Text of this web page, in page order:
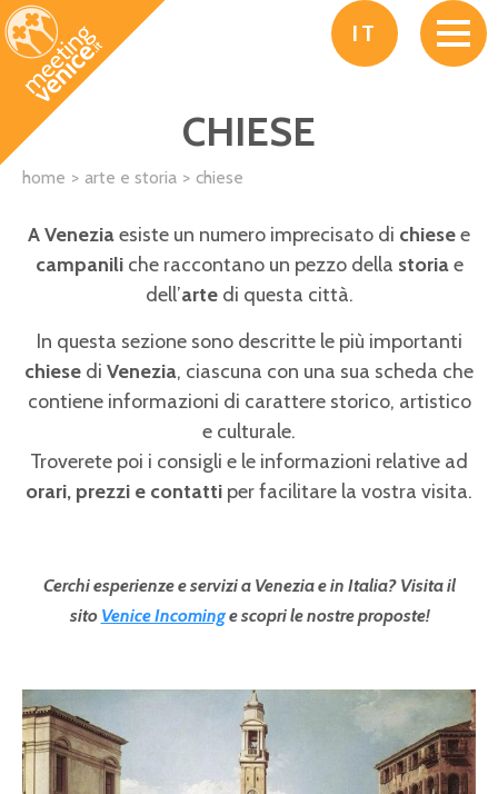
Salta al contenuto principale
IT
CHIESE
home arte e storia chiese
A Veneziaesiste un numero imprecisato di chiesee
campanili che raccontano un pezzo della storiae
dell’artedi questa città.
In questa sezione sono descritte le più importanti
chiese di Venezia, ciascuna con una sua scheda che
contiene informazioni di carattere storico, artistico
e culturale.
Troverete poi i consigli e le informazioni relative ad
orari, prezzi e contatti per facilitare la vostra visita.
Cerchi esperienze e servizi a Venezia e in Italia? Visita il
sito Venice Incominge scopri le nostre proposte!
Pagine